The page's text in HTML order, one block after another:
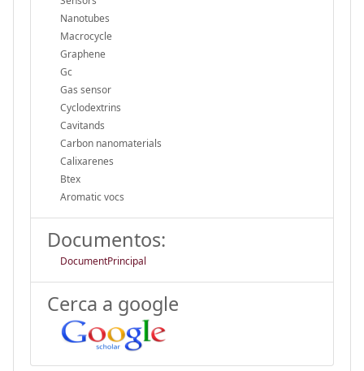
Nanotubes
Macrocycle
Graphene
Gc
Gas sensor
Cyclodextrins
Cavitands
Carbon nanomaterials
Calixarenes
Btex
Aromatic vocs
Documentos:
DocumentPrincipal
Cerca a google